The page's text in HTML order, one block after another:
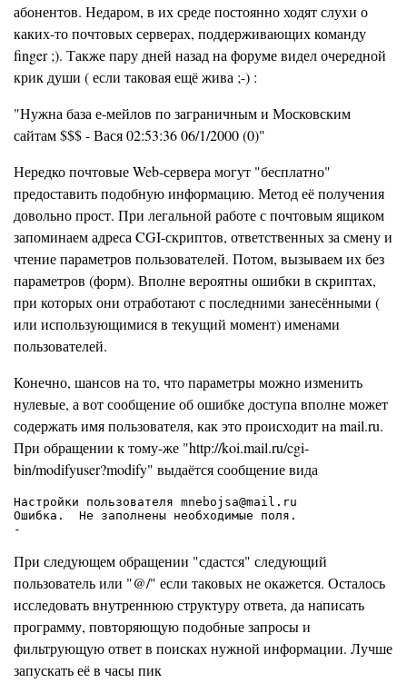
абонентов. Недаром, в их среде постоянно ходят слухи о
каких-то почтовых серверах, поддерживающих команду
finger ;). Также пару дней назад на форуме видел очередной
крик души ( если таковая ещё жива ;-) :
"Нужна база е-мейлов по заграничным и Московским
сайтам $$$ - Вася 02:53:36 06/1/2000 (0)"
Нередко почтовые Web-сервера могут "бесплатно"
предоставить подобную информацию. Метод её получения
довольно прост. При легальной работе с почтовым ящиком
запоминаем адреса CGI-скриптов, ответственных за смену и
чтение параметров пользователей. Потом, вызываем их без
параметров (форм). Вполне вероятны ошибки в скриптах,
при которых они отработают с последними занесёнными (
или использующимися в текущий момент) именами
пользователей.
Конечно, шансов на то, что параметры можно изменить
нулевые, а вот сообщение об ошибке доступа вполне может
содержать имя пользователя, как это происходит на mail.ru.
При обращении к тому-же "http://koi.mail.ru/cgi-
bin/modifyuser?modify" выдаётся сообщение вида
Настройки пользователя mnebojsa@mail.ru
Ошибка.  Не заполнены необходимые поля.
При следующем обращении "сдастся" следующий
пользователь или "@/" если таковых не окажется. Осталось
исследовать внутреннюю структуру ответа, да написать
программу, повторяющую подобные запросы и
фильтрующую ответ в поисках нужной информации. Лучше
запускать её в часы пик